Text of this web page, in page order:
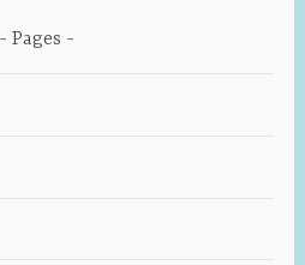
Pages